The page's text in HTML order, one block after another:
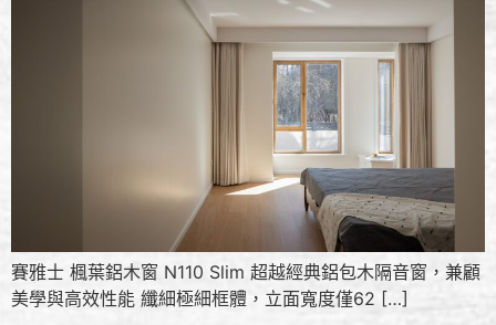
賽雅士 楓葉鋁木窗 N110 Slim 超越經典鋁包木隔音窗，兼顧
美學與高效性能 纖細極細框體，立面寬度僅62 […]